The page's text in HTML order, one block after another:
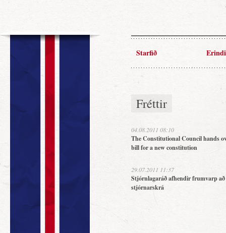
Starfið Erindi
Fréttir
04.08.2011 08:10
The Constitutional Council hands
bill for a new constitution
29.07.2011 11:37
Stjórnlagaráð afhendir frumvarp
stjórnarskrá